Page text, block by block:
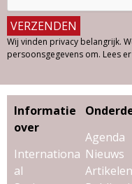
Wij vinden privacy belangrijk.
persoonsgegevens om. Lees
Informatie
over
Internationa
al
Agenda
Nieuws
Artikelen